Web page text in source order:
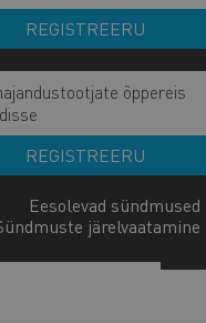
REGISTREERU
õppereis
REGISTREERU
Eesolevad sündmused
järelvaatamine
Jõhvi